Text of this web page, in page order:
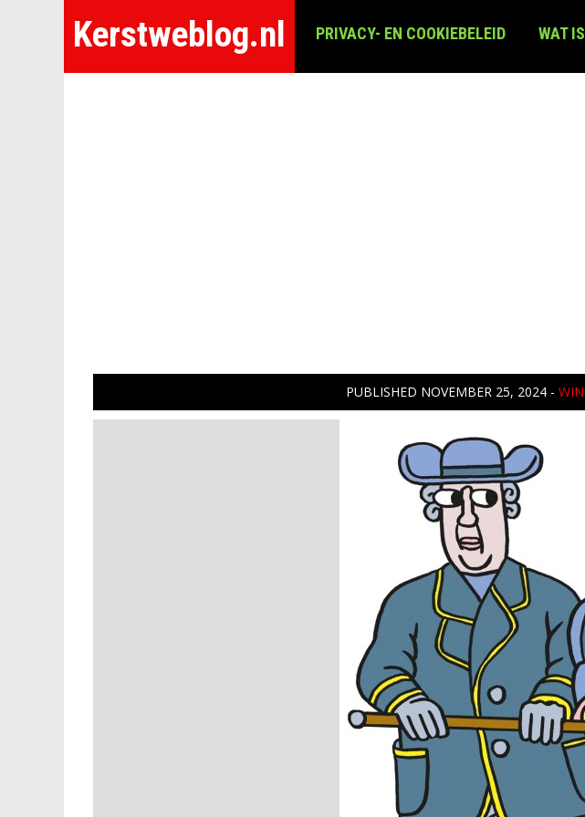
Kerstweblog.nl PRIVACY- EN COOKIEBELEID WAT
PUBLISHED NOVEMBER 25, 2024 -